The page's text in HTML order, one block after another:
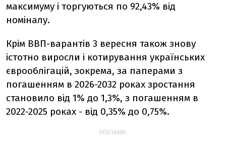
максимуму і торгуються по 92,43% від
номіналу.
Крім ВВП-варантів 3 вересня також знову
істотно виросли і котирування українських
єврооблігацій, зокрема, за паперами з
погашенням в 2026-2032 роках зростання
становило від 1% до 1,3%, з погашенням в
2022-2025 роках - від 0,35% до 0,75%.
РЕКЛАМА: